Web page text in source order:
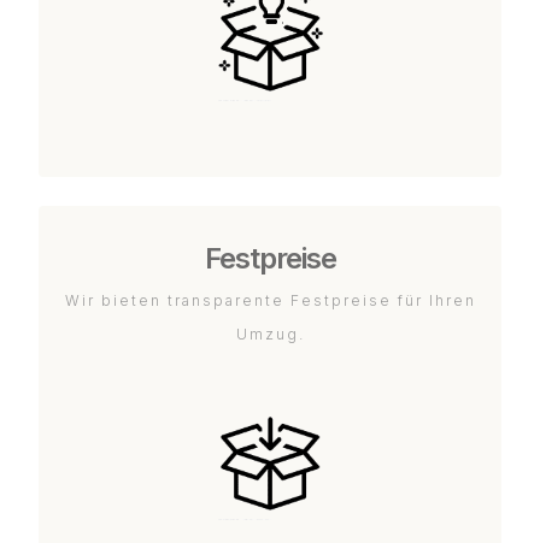
Festpreise
Wir bieten transparente Festpreise für Ihren
Umzug.